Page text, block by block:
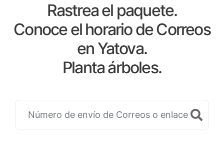
Rastrea el paquete.
Conoce el horario de Correos
en Yatova.
Planta árboles.